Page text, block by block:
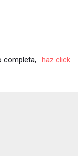
completa,haz click